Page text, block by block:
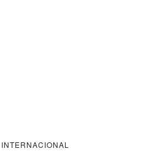
INTERNACIONAL